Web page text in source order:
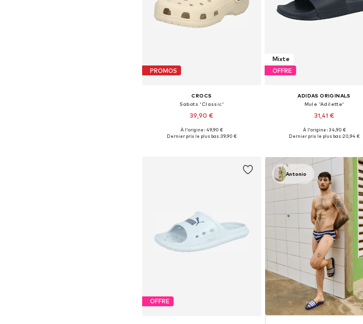
PROMOS
CROCS
Sabots 'Classic'
39,90 €
+11
Disponible en plusieurs tailles
À l'origine : 49,90 €
Dernier prix le plus bas :39,90 €
Mixte
OFFRE
ADIDAS ORIGINALS
Mule 'Adilette'
31,41 €
+3
Disponible en plusieurs tailles
À l'origine : 34,90 €
Dernier prix le plus bas :20,94 €
OFFRE
Antonio